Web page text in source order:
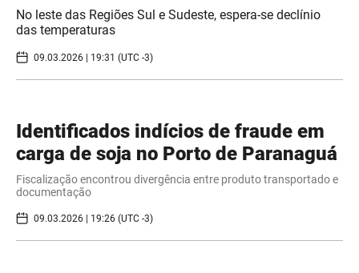
No leste das Regiões Sul e Sudeste, espera-se declínio
das temperaturas
09.03.2026 | 19:31 (UTC -3)
Identificados indícios de fraude em
carga de soja no Porto de Paranaguá
Fiscalização encontrou divergência entre produto transportado e
documentação
09.03.2026 | 19:26 (UTC -3)